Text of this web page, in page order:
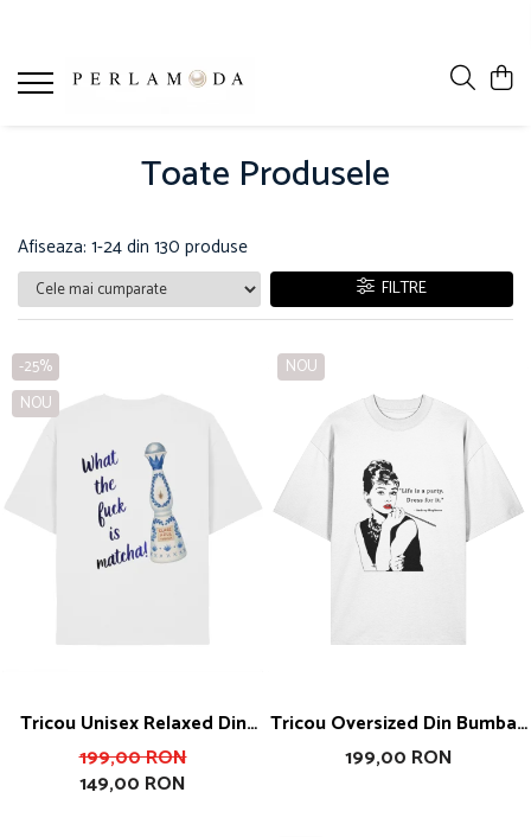
Toate Produsele
Afiseaza: 1-24din 130 produse
FILTRE
-25%
NOU
Tricou Unisex Relaxed Din
Bumbac Organic What The
Fuck Is Matcha
199,00 RON
149,00 RON
NOU
Tricou Oversized Din Bumbac
Organic Life Is A Party Dress
199,00 RON